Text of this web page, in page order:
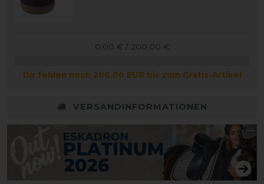
0,00 € / 200,00 €
Dir fehlen noch 200,00 EUR bis zum Gratis-Artikel
VERSANDINFORMATIONEN